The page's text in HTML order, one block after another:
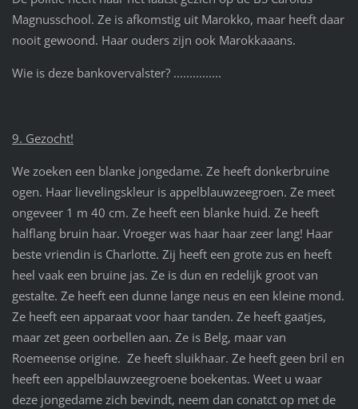
Magnusschool. Ze is afkomstig uit Marokko, maar heeft daar
nooit gewoond. Haar ouders zijn ook Marokkaaans.
Wie is deze bankovervalster? ...............
9. Gezocht!
We zoeken een blanke jongedame. Ze heeft donkerbruine
ogen. Haar lievelingskleur is appelblauwzeegroen. Ze meet
ongeveer 1 m 40 cm. Ze heeft een blanke huid. Ze heeft
halflang bruin haar. Vroeger was haar haar zeer lang! Haar
beste vriendin is Charlotte. Zij heeft een grote zus en heeft
heel vaak een bruine jas. Ze is dun en redelijk groot van
gestalte. Ze heeft een dunne lange neus en een kleine mond.
Ze heeft een apparaat voor haar tanden. Ze heeft gaatjes,
maar zet geen oorbellen aan. Ze is Belg, maar van
Roemeense origine. Ze heeft sluikhaar. Ze heeft geen bril en
heeft een appelblauwzeegroene boekentas. Weet u waar
deze jongedame zich bevindt, neem dan conatct op met de